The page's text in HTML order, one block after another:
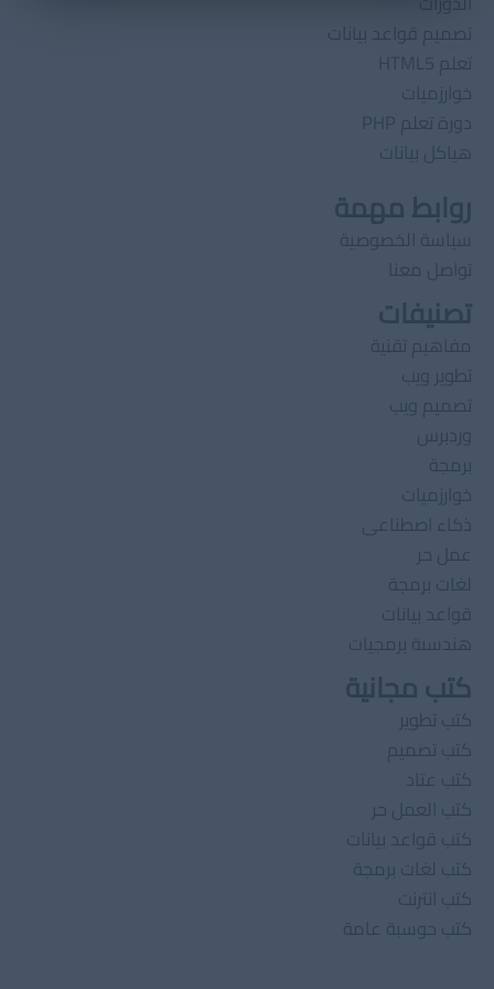
تصميم قواعد بيانات
تعلم HTML5
خوارزميات
دورة تعلم PHP
هياكل بيانات
روابط مهمة
سياسة الخصوصية
تواصل معنا
تصنيفات
مفاهيم تقنية
تطوير ويب
تصميم ويب
وردبرس
برمجة
خوارزميات
ذكاء اصطناعى
عمل حر
لغات برمجة
قواعد بيانات
هندسىة برمجيات
كتب مجانية
كتب تطوير
كتب تصميم
كتب عتاد
كتب العمل حر
كتب قواعد بيانات
كتب لغات برمجة
كتب انترنت
كتب حوسبة عامة